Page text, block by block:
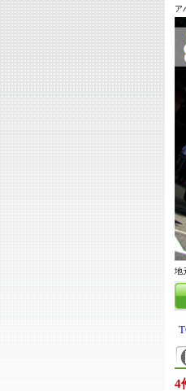
ア
地
4